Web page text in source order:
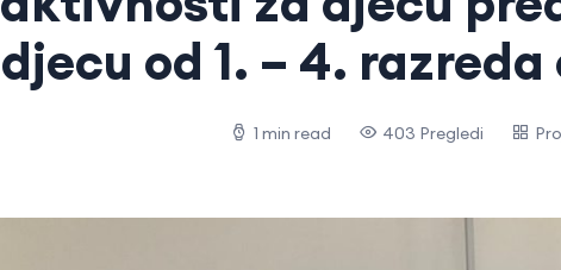
djecu od 1. – 4.
1 min read 403 Pregledi